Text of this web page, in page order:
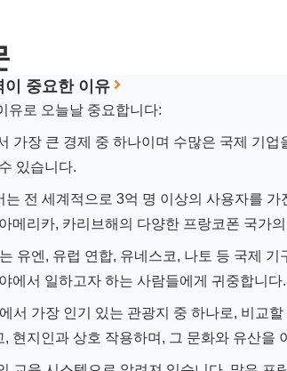
이 중요한 이유
유로 오늘날 중요합니다:
가장 큰 경제 중 하나이며 수많은 국제 기
있습니다.
는 전 세계적으로 3억 명 이상의 사용자를
메리카, 카리브해의 다양한 프랑코폰 국가
유엔, 유럽 연합, 유네스코, 나토 등 국제
에서 일하고자 하는 사람들에게 귀중합니다.
서 가장 인기 있는 관광지 중 하나로, 비교
현지인과 상호 작용하며, 그 문화와 유산을